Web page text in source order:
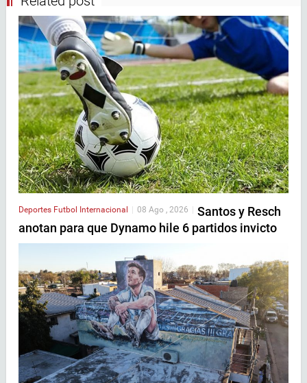
Deportes Futbol Internacional 08 Ago , 2026
Santos y Resch
anotan para que Dynamo hile 6 partidos invicto